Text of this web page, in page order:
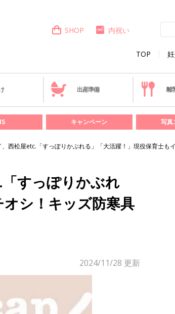
TOP
SHOP 内祝い
出産準備 離
キャンペーン 写真
西松屋etc.「すっぽりかぶれる」「大活躍！」現役保育士も
すっぽりかぶれ
シ！キッズ防寒具
2024/11/28 更新